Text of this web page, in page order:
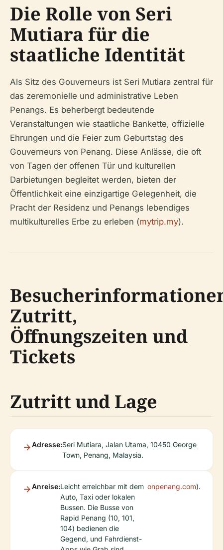
Die Rolle von Seri
Mutiara für die
staatliche Identität
Als Sitz des Gouverneurs ist Seri Mutiara zentral für
das zeremonielle und administrative Leben
Penangs. Es beherbergt bedeutende
Veranstaltungen wie staatliche Bankette, offizielle
Ehrungen und die Feier zum Geburtstag des
Gouverneurs von Penang. Diese Anlässe, die oft
von Tagen der offenen Tür und kulturellen
Darbietungen begleitet werden, bieten der
Öffentlichkeit eine einzigartige Gelegenheit, die
Pracht der Residenz und Penangs lebendiges
multikulturelles Erbe zu erleben (mytrip.my).
Zutritt,
Öffnungszeiten und
Tickets
Zutritt und Lage
Adresse:Seri Mutiara, Jalan Utama, 10450 George
Town, Penang, Malaysia.
Anreise:Leicht erreichbar mit dem
Auto, Taxi oder lokalen
Bussen. Die Busse von
Rapid Penang (10, 101,
104) bedienen die
Gegend, und Fahrdienst-
onpenang.com).